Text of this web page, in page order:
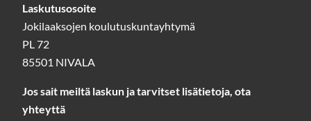
Laskutusosoite
Jokilaaksojen koulutuskuntayhtymä
PL 72
85501 NIVALA
Jos sait meiltä laskun ja tarvitset lisätietoja, ota
yhteyttä